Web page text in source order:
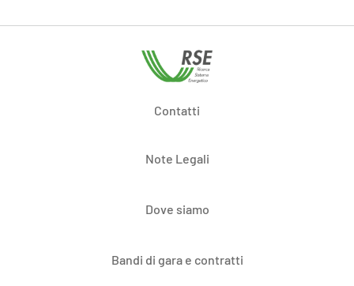
Contatti
Note Legali
Dove siamo
Bandi di gara e contratti